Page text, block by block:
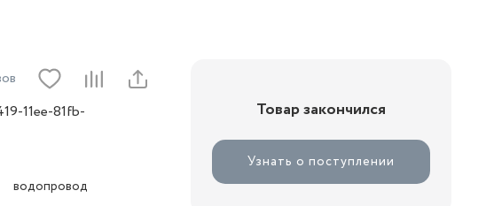
11ee-81fb-
водопровод
Товар закончился
Узнать о поступлении